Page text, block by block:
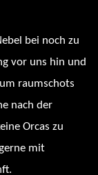
bei noch zu
vor uns hin und
raumschots
nach der
Orcas zu
mit